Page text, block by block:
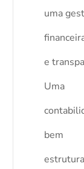
uma
e
Uma
bem